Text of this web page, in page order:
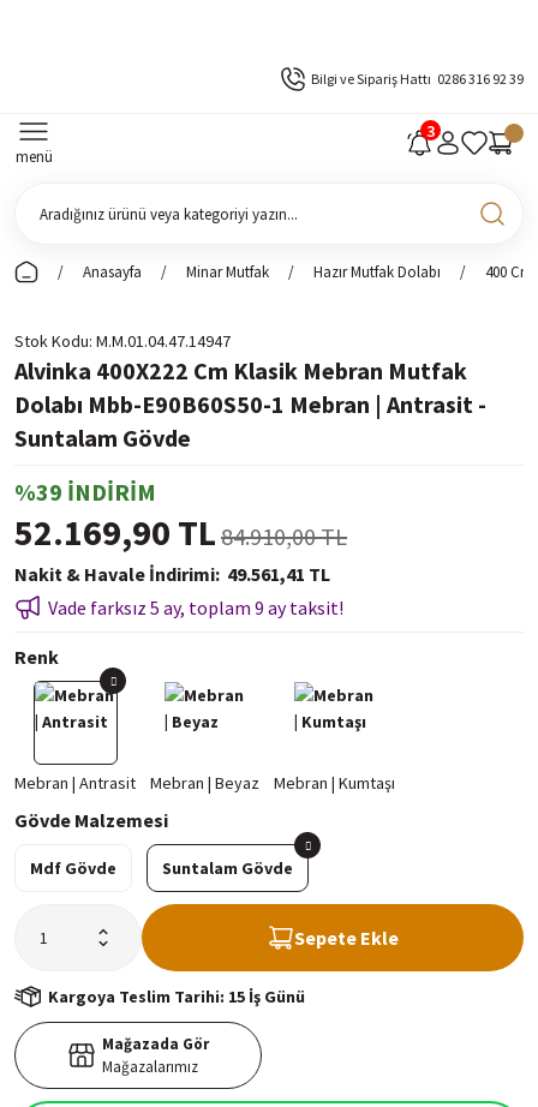
Bilgi ve Sipariş Hattı 0286 316 92 39
menü
Anasayfa Minar Mutfak Hazır Mutfak Dolabı 400 Cm
Stok Kodu M.M.01.04.47.14947
Alvinka 400X222 Cm Klasik Mebran Mutfak
Dolabı Mbb-E90B60S50-1 Mebran | Antrasit -
Suntalam Gövde
%39 İNDİRİM
52.169,90 TL 84.910,00 TL
Nakit & Havale İndirimi 49.561,41 TL
Vade farksız 5 ay, toplam 9 ay taksit!
Renk
Gövde Malzemesi
Mdf Gövde Suntalam Gövde
Sepete Ekle
Kargoya Teslim Tarihi: 15 İş Günü
Mağazada Gör
Mağazalarımız